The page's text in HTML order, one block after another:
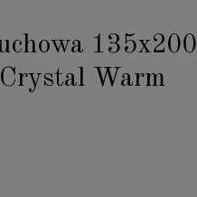
135x200
Warm